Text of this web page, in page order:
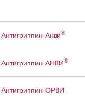
Антигриппин-Анви®
Антигриппин-АНВИ®
Антигриппин-ОРВИ